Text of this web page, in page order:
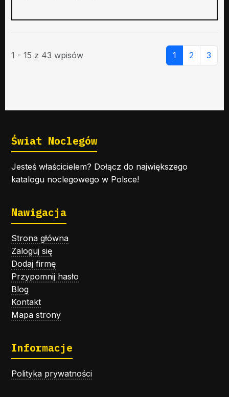
1 - 15 z 43 wpisów 1 2 3
Świat Noclegów
Jesteś właścicielem? Dołącz do największego
katalogu noclegowego w Polsce!
Nawigacja
Strona główna
Zaloguj się
Dodaj firmę
Przypomnij hasło
Blog
Kontakt
Mapa strony
Informacje
Polityka prywatności